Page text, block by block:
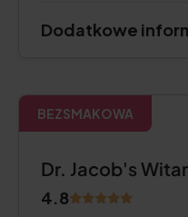
Dodatkowe
BEZSMAKOWA
Dr. Jacob's
4.8